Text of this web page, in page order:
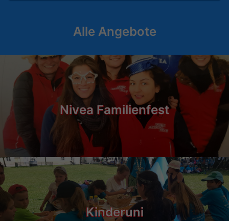
Alle Angebote
Nivea Familienfest
Kinderuni